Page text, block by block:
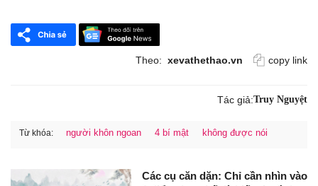
Theo: xevathethao.vn copy link
Tác giả:Truy Nguyệt
Từ khóa: người khôn ngoan 4 bí mật không được nói
Các cụ căn dặn: Chỉ cần nhìn vào